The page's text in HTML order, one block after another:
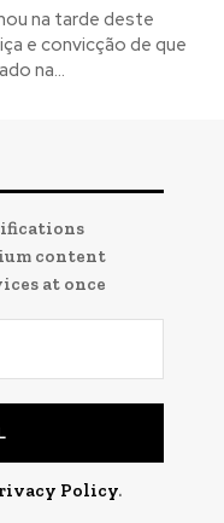
na tarde deste
e convicção de que
na...
content
at once
Policy.